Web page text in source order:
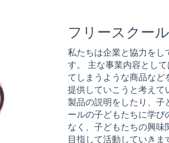
フリースクー
私たちは企業と協力をし
す。 主な事業内容とし
てしまうような商品など
提供していこうと考えて
製品の説明をしたり、子
ールの子どもたちに学び
なく、子どもたちの興
目指して活動していきま